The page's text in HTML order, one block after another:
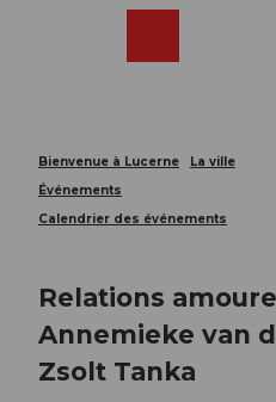
Bienvenue à Lucerne
La ville
Événements
Calendrier des événements
Relations
Annemieke van
Zsolt Tanka